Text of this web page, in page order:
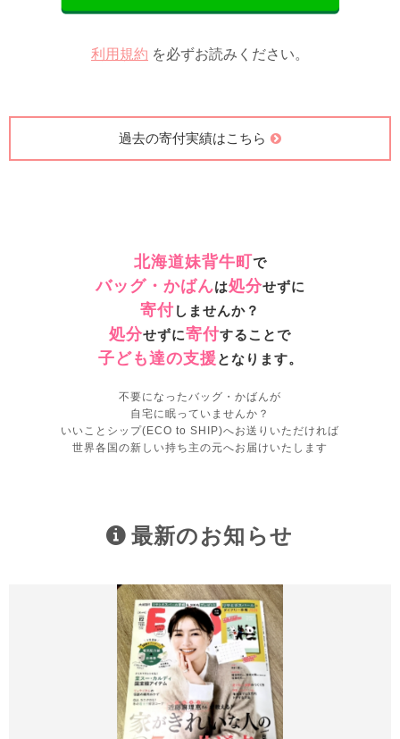
利用規約 を必ずお読みください。
過去の寄付実績はこちら
北海道妹背牛町 で
バッグ・かばんは処分せずに
寄付しませんか？
処分せずに寄付することで
子ども達の支援 となります。
不要になったバッグ・かばんが
自宅に眠っていませんか？
いいことシップ(ECO to SHIP)へお送りいただければ
世界各国の新しい持ち主の元へお届けいたします
最新のお知らせ